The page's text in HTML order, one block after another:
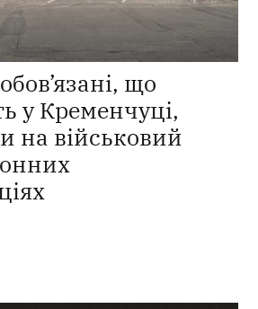
що
у Кременчуці,
на військовий